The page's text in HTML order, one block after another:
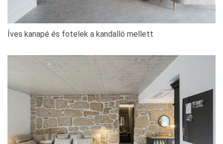
Íves kanapé és fotelek a kandalló mellett